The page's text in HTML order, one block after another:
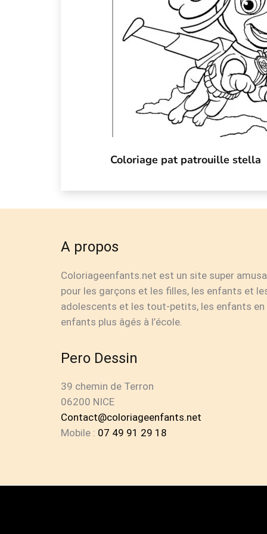
Coloriage pat patrouille stella
A propos
Coloriageenfants.net est un site super
pour les garçons et les filles, les enfants et
adolescents et les tout-petits, les enfants
enfants plus âgés à l’école.
Pero Dessin
39 chemin de Terron
06200 NICE
Contact@coloriageenfants.net
Mobile : 07 49 91 29 18